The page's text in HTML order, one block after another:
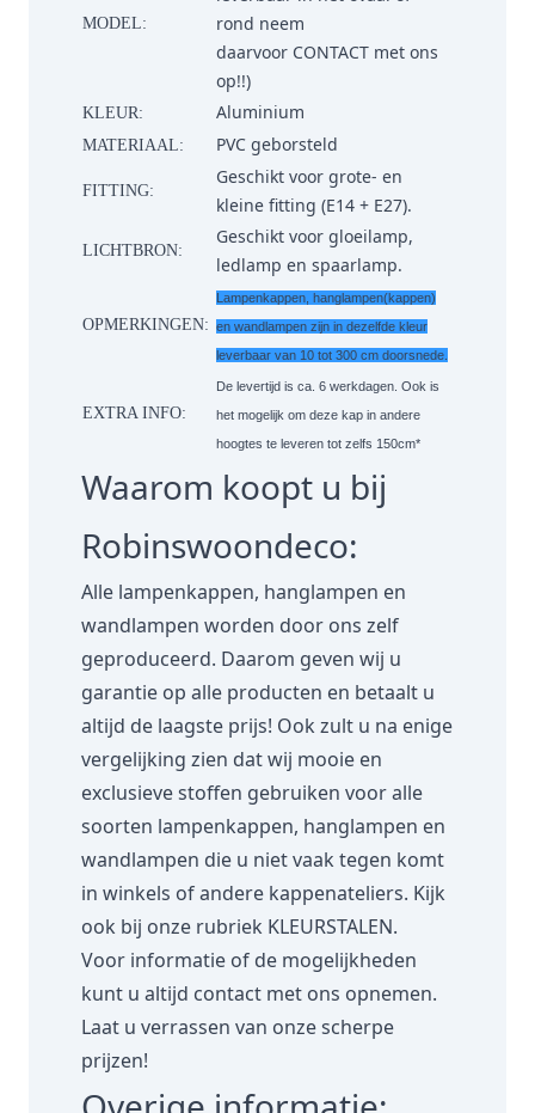
MODEL:
rond neem
daarvoor CONTACT met ons
op!!)
KLEUR: Aluminium
MATERIAAL: PVC geborsteld
FITTING:
Geschikt voor grote- en
kleine fitting (E14 + E27).
LICHTBRON:
Geschikt voor gloeilamp,
ledlamp en spaarlamp.
OPMERKINGEN:
Lampenkappen, hanglampen(kappen)
en wandlampen zijn in dezelfde kleur
leverbaar van 10 tot 300 cm doorsnede.
EXTRA INFO:
De levertijd is ca. 6 werkdagen. Ook is
het mogelijk om deze kap in andere
hoogtes te leveren tot zelfs 150cm*
Waarom koopt u bij
Robinswoondeco:
Alle lampenkappen, hanglampen en
wandlampen worden door ons zelf
geproduceerd. Daarom geven wij u
garantie op alle producten en betaalt u
altijd de laagste prijs! Ook zult u na enige
vergelijking zien dat wij mooie en
exclusieve stoffen gebruiken voor alle
soorten lampenkappen, hanglampen en
wandlampen die u niet vaak tegen komt
in winkels of andere kappenateliers. Kijk
ook bij onze rubriek KLEURSTALEN.
Voor informatie of de mogelijkheden
kunt u altijd contact met ons opnemen.
Laat u verrassen van onze scherpe
prijzen!